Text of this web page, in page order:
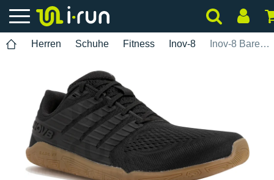
Herren Schuhe Fitness Inov-8 Inov-8 Bare XF V2 Wide Herren